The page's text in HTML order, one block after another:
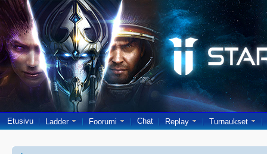
Etusivu Ladder Foorumi Chat Replay Turnaukset